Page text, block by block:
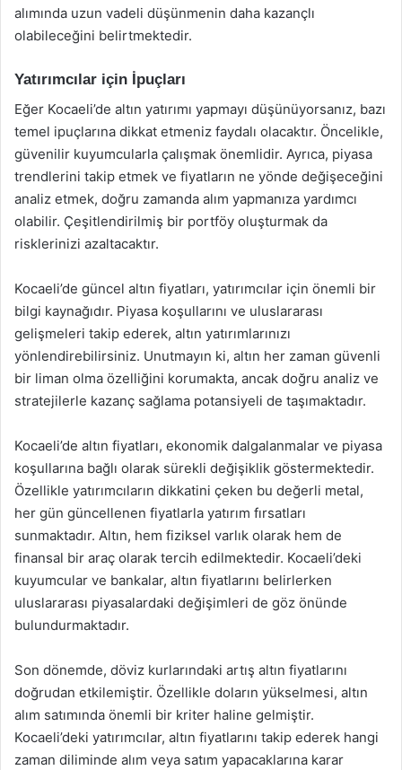
alımında uzun vadeli düşünmenin daha kazançlı
olabileceğini belirtmektedir.
Yatırımcılar için İpuçları
Eğer Kocaeli’de altın yatırımı yapmayı düşünüyorsanız, bazı
temel ipuçlarına dikkat etmeniz faydalı olacaktır. Öncelikle,
güvenilir kuyumcularla çalışmak önemlidir. Ayrıca, piyasa
trendlerini takip etmek ve fiyatların ne yönde değişeceğini
analiz etmek, doğru zamanda alım yapmanıza yardımcı
olabilir. Çeşitlendirilmiş bir portföy oluşturmak da
risklerinizi azaltacaktır.
Kocaeli’de güncel altın fiyatları, yatırımcılar için önemli bir
bilgi kaynağıdır. Piyasa koşullarını ve uluslararası
gelişmeleri takip ederek, altın yatırımlarınızı
yönlendirebilirsiniz. Unutmayın ki, altın her zaman güvenli
bir liman olma özelliğini korumakta, ancak doğru analiz ve
stratejilerle kazanç sağlama potansiyeli de taşımaktadır.
Kocaeli’de altın fiyatları, ekonomik dalgalanmalar ve piyasa
koşullarına bağlı olarak sürekli değişiklik göstermektedir.
Özellikle yatırımcıların dikkatini çeken bu değerli metal,
her gün güncellenen fiyatlarla yatırım fırsatları
sunmaktadır. Altın, hem fiziksel varlık olarak hem de
finansal bir araç olarak tercih edilmektedir. Kocaeli’deki
kuyumcular ve bankalar, altın fiyatlarını belirlerken
uluslararası piyasalardaki değişimleri de göz önünde
bulundurmaktadır.
Son dönemde, döviz kurlarındaki artış altın fiyatlarını
doğrudan etkilemiştir. Özellikle doların yükselmesi, altın
alım satımında önemli bir kriter haline gelmiştir.
Kocaeli’deki yatırımcılar, altın fiyatlarını takip ederek hangi
zaman diliminde alım veya satım yapacaklarına karar